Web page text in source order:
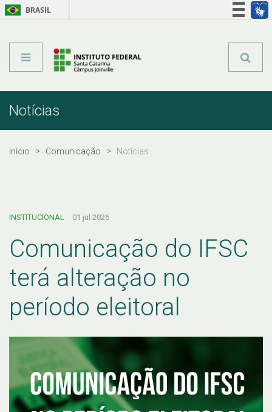
BRASIL
Notícias
Início Comunicação Notícias
INSTITUCIONAL 01 jul 2026
Comunicação do IFSC
terá alteração no
período eleitoral